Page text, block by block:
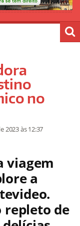
no
2023às 12:37
viagem
a
repleto de